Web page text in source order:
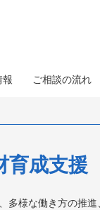
報 ご相談の流れ
育成支援
多様な働き方の推